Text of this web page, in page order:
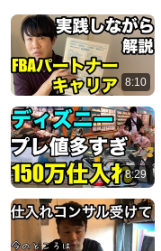
8:10
8:29